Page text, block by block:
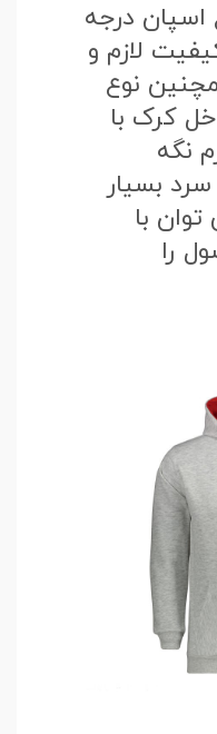
درجه
لازم و
نوع
کرک با
نگه
بسیار
با
را